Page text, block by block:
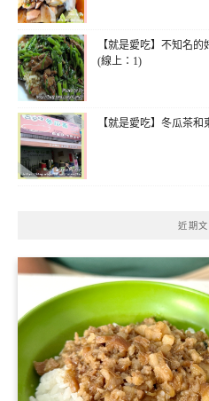
【就是愛吃】不知名
(線上：1)
【就是愛吃】冬瓜茶
近期